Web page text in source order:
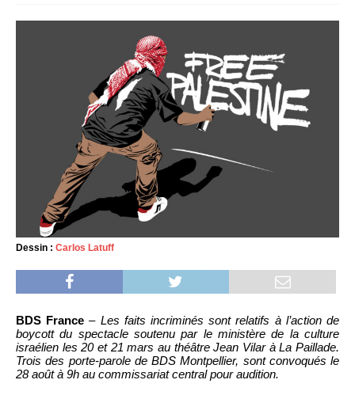
Dessin : Carlos Latuff
BDS France – Les faits incriminés sont relatifs à l’action de
boycott du spectacle soutenu par le ministère de la culture
israélien les 20 et 21 mars au théâtre Jean Vilar à La Paillade.
Trois des porte-parole de BDS Montpellier, sont convoqués le
28 août à 9h au commissariat central pour audition.